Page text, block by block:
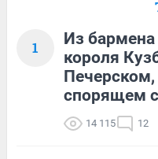
1
Из бармена
короля
спорящем
14 115 12